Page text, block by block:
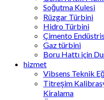
Soğutma Kulesi
Rüzgar Türbini
Hidro Türbini
Çimento
Gaz türbini
Boru Hattı için
hizmet
Vibsens Teknik
Titreşim
Kiralama